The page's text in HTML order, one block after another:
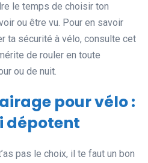
le temps de choisir ton
ou être vu. Pour en savoir
ta sécurité à vélo, consulte cet
de rouler en toute
ou de nuit.
pour vélo :
dépotent
pas le choix, il te faut un bon